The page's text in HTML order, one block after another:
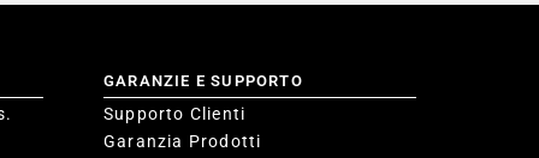
GARANZIE E SUPPORTO
Supporto Clienti
Garanzia Prodotti